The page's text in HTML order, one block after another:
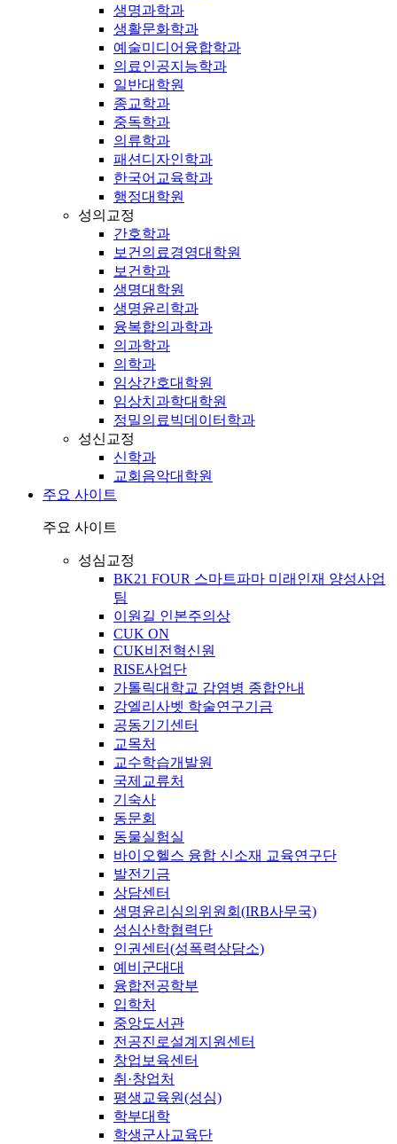
생명과학과
생활문화학과
예술미디어융합학과
의료인공지능학과
일반대학원
종교학과
중독학과
의류학과
패션디자인학과
한국어교육학과
행정대학원
성의교정
간호학과
보건의료경영대학원
보건학과
생명대학원
생명윤리학과
융복합의과학과
의과학과
의학과
임상간호대학원
임상치과학대학원
정밀의료빅데이터학과
성신교정
신학과
교회음악대학원
주요 사이트
주요 사이트
성심교정
BK21 FOUR 스마트파마 미래인재 양성사업
팀
이원길 인본주의상
CUK ON
CUK비전혁신원
RISE사업단
가톨릭대학교 감염병 종합안내
강엘리사벳 학술연구기금
공동기기센터
교목처
교수학습개발원
국제교류처
기숙사
동문회
동물실험실
바이오헬스 융합 신소재 교육연구단
발전기금
상담센터
생명윤리심의위원회(IRB사무국)
성심산학협력단
인권센터(성폭력상담소)
예비군대대
융합전공학부
입학처
중앙도서관
전공진로설계지원센터
창업보육센터
취·창업처
평생교육원(성심)
학부대학
학생군사교육단